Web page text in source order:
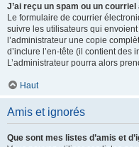
J’ai reçu un spam ou un
Le formulaire de courrier
suivre les utilisateurs qui
l’administrateur une copie
d’inclure l’en-tête (il contient des
L’administrateur pourra alors
Haut
Amis et ignorés
Que sont mes listes d’amis et